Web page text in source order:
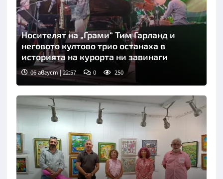
Носителят на „Грами“ Тим Гарланд и
неговото култово трио останаха в
историята на курорта ни завинаги
06 август | 22:57 0 250